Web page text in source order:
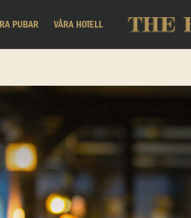
PUBAR VÅRA HOTELL